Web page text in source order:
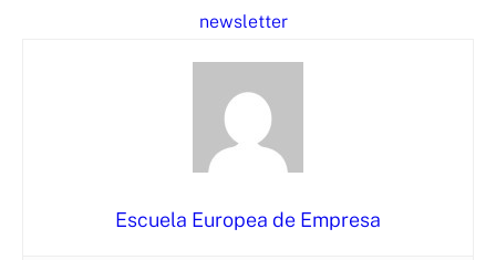
newsletter
Escuela Europea de Empresa